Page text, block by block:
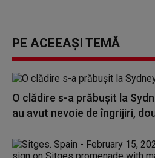
PE ACEEAȘI TEMĂ
O clădire s-a prăbuşit la
au avut nevoie de îngrijiri,